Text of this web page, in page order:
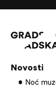
Novosti
Noć